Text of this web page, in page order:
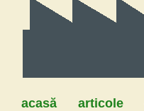
acasă articole